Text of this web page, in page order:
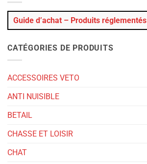
Guide d’achat – Produits réglementés
CATÉGORIES DE PRODUITS
ACCESSOIRES VETO
ANTI NUISIBLE
BETAIL
CHASSE ET LOISIR
CHAT